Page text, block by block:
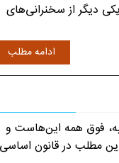
دیگر از سخنرانی‌های
ادامه مطلب
فوق همه این‌هاست و
مطلب در قانون اساسی